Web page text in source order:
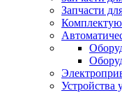
Запчасти
Устройства